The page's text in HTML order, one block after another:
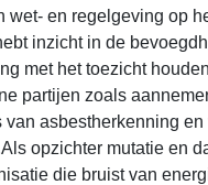
wet- en regelgeving op
inzicht in de
met het toezicht
partijen zoals
asbestherkenning
opzichter mutatie en
die bruist van